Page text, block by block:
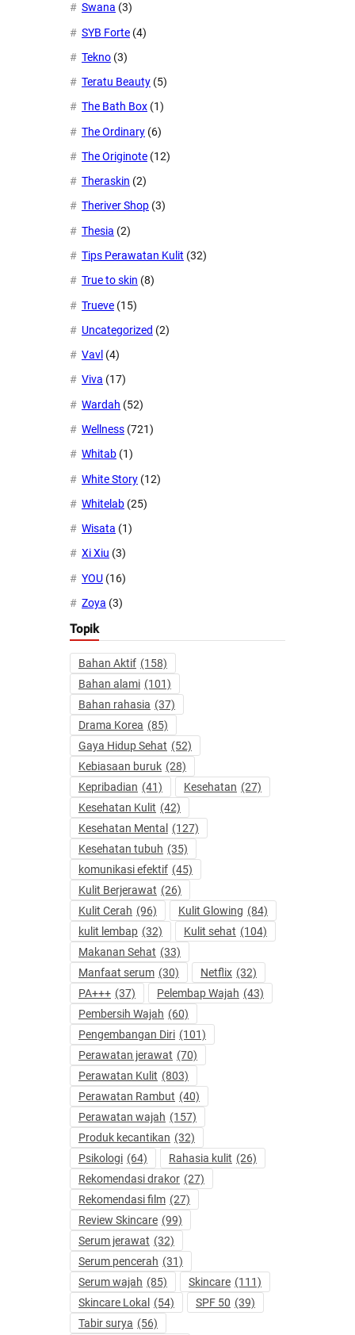
Swana (3)
SYB Forte (4)
Tekno (3)
Teratu Beauty (5)
The Bath Box (1)
The Ordinary (6)
The Originote (12)
Theraskin (2)
Theriver Shop (3)
Thesia (2)
Tips Perawatan Kulit (32)
True to skin (8)
Trueve (15)
Uncategorized (2)
Vavl (4)
Viva (17)
Wardah (52)
Wellness (721)
Whitab (1)
White Story (12)
Whitelab (25)
Wisata (1)
Xi Xiu (3)
YOU (16)
Zoya (3)
Topik
Bahan Aktif (158)
Bahan alami (101)
Bahan rahasia (37)
Drama Korea (85)
Gaya Hidup Sehat (52)
Kebiasaan buruk (28)
Kepribadian (41) Kesehatan (27)
Kesehatan Kulit (42)
Kesehatan Mental
(127)
Kesehatan tubuh (35)
komunikasi efektif (45)
Kulit Berjerawat (26)
Kulit Cerah (96) Kulit Glowing (84)
kulit lembap (32) Kulit sehat (104)
Makanan Sehat (33)
Manfaat serum (30) Netflix (32)
PA+++ (37) Pelembap Wajah (43)
Pembersih Wajah (60)
Pengembangan Diri (101)
Perawatan jerawat (70)
Perawatan Kulit (803)
Perawatan Rambut (40)
Perawatan wajah (157)
Produk kecantikan (32)
Psikologi (64) Rahasia kulit (26)
Rekomendasi drakor (27)
Rekomendasi film (27)
Review Skincare (99)
Serum jerawat (32)
Serum pencerah (31)
Serum wajah (85) Skincare (111)
Skincare Lokal
(54) SPF 50 (39)
Tabir surya (56)